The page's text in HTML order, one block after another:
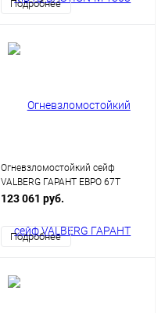
Подробнее
Огневзломостойкий сейф
VALBERG ГАРАНТ ЕВРО 67Т
123 061 руб.
Подробнее